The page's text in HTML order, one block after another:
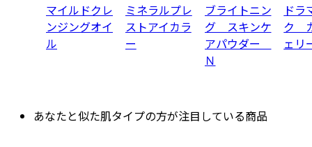
マイルドクレ
ンジングオイ
ル
ミネラルプレ
ストアイカラ
ー
ブライトニン
グ スキンケ
アパウダー
Ｎ
ドラ
ク
ェ
あなたと似た肌タイプの方が注目している商品